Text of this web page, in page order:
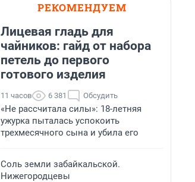
РЕКОМЕНДУЕМ
Лицевая гладь для
чайников: гайд от набора
петель до первого
готового изделия
11 часов 6 381 Обсудить
«Не рассчитала силы»: 18-летняя
ужурка пыталась успокоить
трехмесячного сына и убила его
Соль земли забайкальской.
Нижегородцевы